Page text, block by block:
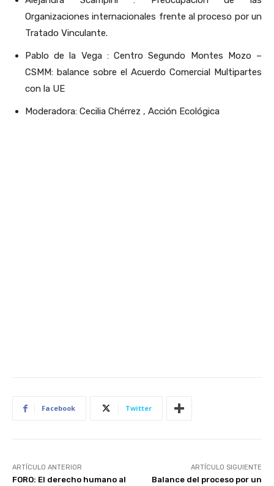
Organizaciones internacionales frente al proceso por un
Tratado Vinculante.
Pablo de la Vega : Centro Segundo Montes Mozo –
CSMM: balance sobre el Acuerdo Comercial Multipartes
con la UE
Moderadora: Cecilia Chérrez , Acción Ecológica
Facebook Twitter
ARTÍCULO ANTERIOR
FORO: El derecho humano al
ARTÍCULO SIGUIENTE
Balance del proceso por un